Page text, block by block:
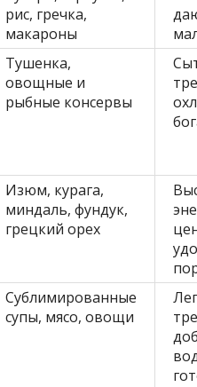
рис, гречка,
макароны
Тушенка,
овощные и
рыбные консервы
Изюм, курага,
миндаль, фундук,
грецкий орех
Сублимированные
супы, мясо, овощи